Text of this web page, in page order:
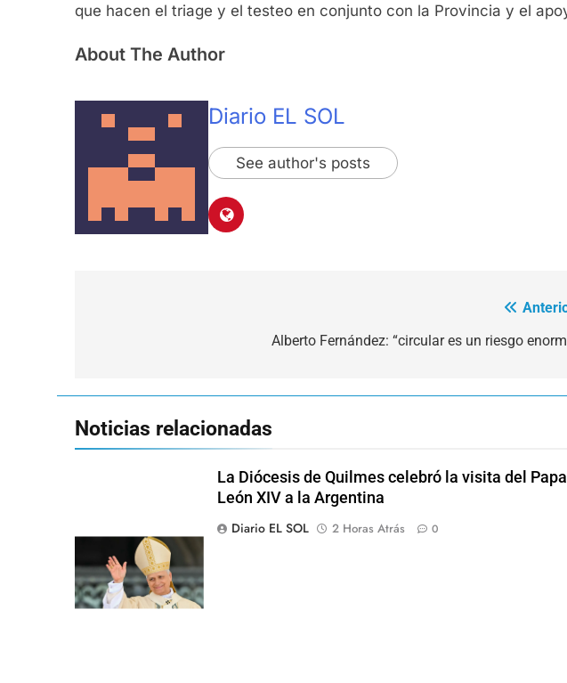
que hacen el triage y el testeo en conjunto con la Provincia y el
About The Author
Diario EL SOL
See author's posts
Alberto Fernández: “circular es un riesgo
Noticias relacionadas
La Diócesis de Quilmes celebró la visita del Papa
León XIV a la Argentina
Diario EL SOL
2 Horas Atrás 0